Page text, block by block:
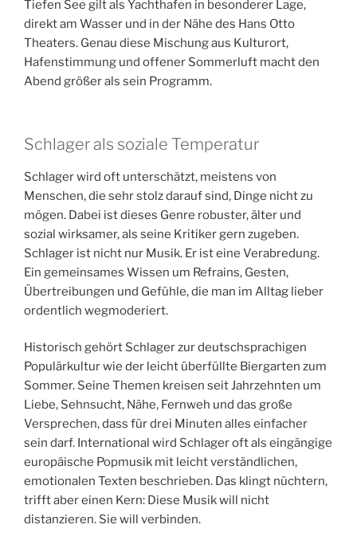
Tiefen See gilt als Yachthafen in besonderer Lage,
direkt am Wasser und in der Nähe des Hans Otto
Theaters. Genau diese Mischung aus Kulturort,
Hafenstimmung und offener Sommerluft macht den
Abend größer als sein Programm.
Schlager als soziale Temperatur
Schlager wird oft unterschätzt, meistens von
Menschen, die sehr stolz darauf sind, Dinge nicht zu
mögen. Dabei ist dieses Genre robuster, älter und
sozial wirksamer, als seine Kritiker gern zugeben.
Schlager ist nicht nur Musik. Er ist eine Verabredung.
Ein gemeinsames Wissen um Refrains, Gesten,
Übertreibungen und Gefühle, die man im Alltag lieber
ordentlich wegmoderiert.
Historisch gehört Schlager zur deutschsprachigen
Populärkultur wie der leicht überfüllte Biergarten zum
Sommer. Seine Themen kreisen seit Jahrzehnten um
Liebe, Sehnsucht, Nähe, Fernweh und das große
Versprechen, dass für drei Minuten alles einfacher
sein darf. International wird Schlager oft als eingängige
europäische Popmusik mit leicht verständlichen,
emotionalen Texten beschrieben. Das klingt nüchtern,
trifft aber einen Kern: Diese Musik will nicht
distanzieren. Sie will verbinden.